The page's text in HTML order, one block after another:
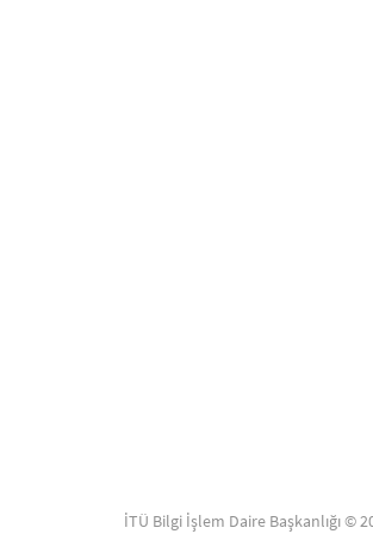
İTÜ Bilgi İşlem Daire Başkanlığı ©